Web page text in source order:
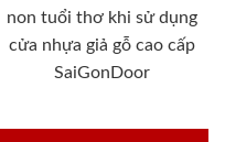
non tuổi thơ khi sử dụng
cửa nhựa giả gỗ cao cấp
SaiGonDoor